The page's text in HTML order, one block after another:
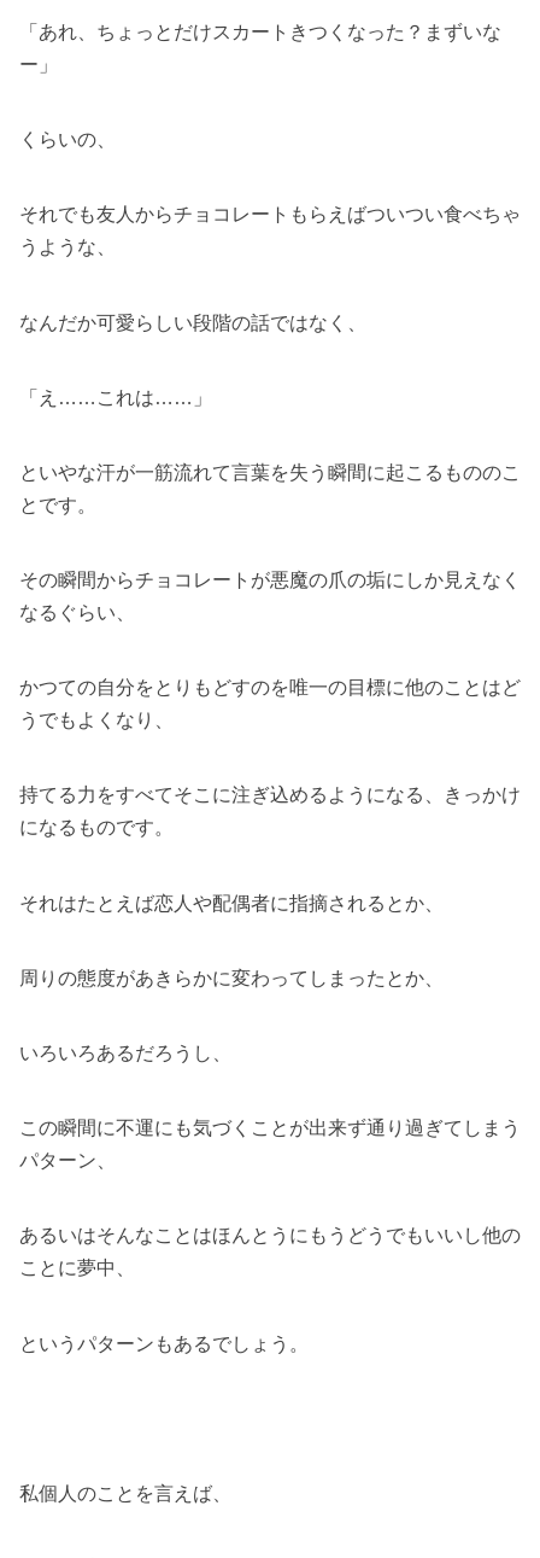
「あれ、ちょっとだけスカートきつくなった？まずいな
ー」
くらいの、
それでも友人からチョコレートもらえばついつい食べちゃ
うような、
なんだか可愛らしい段階の話ではなく、
「え……これは……」
といやな汗が一筋流れて言葉を失う瞬間に起こるもののこ
とです。
その瞬間からチョコレートが悪魔の爪の垢にしか見えなく
なるぐらい、
かつての自分をとりもどすのを唯一の目標に他のことはど
うでもよくなり、
持てる力をすべてそこに注ぎ込めるようになる、きっかけ
になるものです。
それはたとえば恋人や配偶者に指摘されるとか、
周りの態度があきらかに変わってしまったとか、
いろいろあるだろうし、
この瞬間に不運にも気づくことが出来ず通り過ぎてしまう
パターン、
あるいはそんなことはほんとうにもうどうでもいいし他の
ことに夢中、
というパターンもあるでしょう。
私個人のことを言えば、